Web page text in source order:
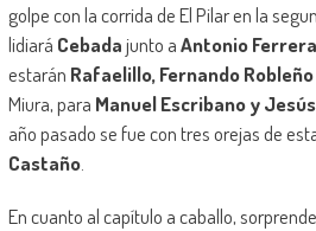
golpe con la corrida de El Pilar en la
lidiará Cebadajunto aAntonio
estarán Rafaelillo, Fernando
Miura, para Manuel Escribano y
año pasado se fue con tres orejas de
Castaño.
En cuanto al capítulo a caballo,